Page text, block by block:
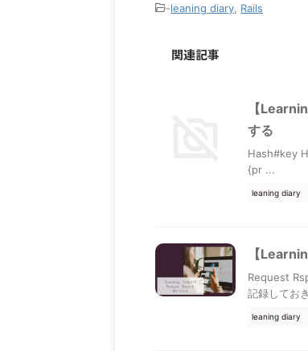
-leaning diary Rails
関連記事
【
する
Hash#key
{pr ...
leaning diary
【
Request
記録してお
leaning diary